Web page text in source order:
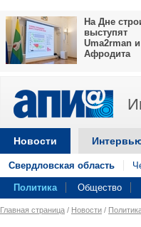
На Дне
выступят
Uma2rman и
Афродита
Новости
Свердловская область
Политика Общество
Главная страница / Новости /